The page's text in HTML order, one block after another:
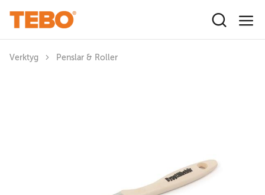
Verktyg Penslar & Roller